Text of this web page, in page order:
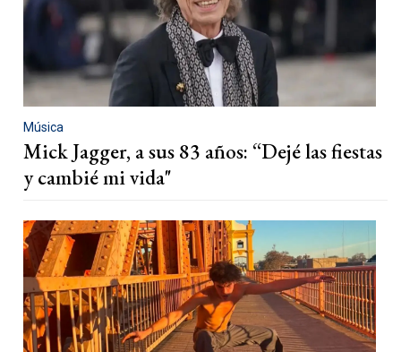
Música
Mick Jagger, a sus 83 años: “Dejé las fiestas
y cambié mi vida"